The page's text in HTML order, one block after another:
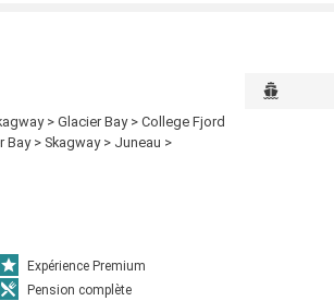
> Glacier Bay > College Fjord
Bay > Skagway > Juneau >
Expérience Premium
Pension complète